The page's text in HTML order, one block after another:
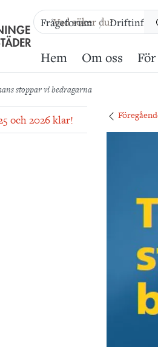
Hem Om oss
Frågeforum
stoppar vi bedragarna
och 2026 klar!